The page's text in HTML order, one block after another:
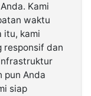
Kami
waktu
itu, kami
responsif dan
pun Anda
siap